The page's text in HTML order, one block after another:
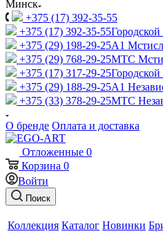
Минск
+375 (17) 392-35-55
+375 (17) 392-35-55
+375 (29) 198-29-25A1
+375 (29) 768-29-25МТС
+375 (17) 317-29-25
+375 (29) 188-29-25A1
+375 (33) 378-29-25МТС
О бренде Оплата и доставка
Отложенные 0
Корзина 0
Войти
Поиск
Коллекция Каталог Новинки